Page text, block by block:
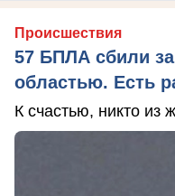
Происшествия
57 БПЛА сбили
областью. Есть
К счастью, никто из